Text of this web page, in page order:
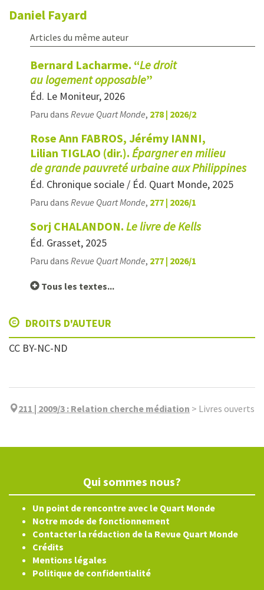
Daniel Fayard
Articles du même auteur
Bernard Lacharme. “Le droit
au logement opposable”
Éd. Le Moniteur, 2026
Paru dans Revue Quart Monde, 278 | 2026/2
Rose Ann FABROS, Jérémy IANNI,
Lilian TIGLAO (dir.). Épargner en milieu
de grande pauvreté urbaine aux Philippines
Éd. Chronique sociale / Éd. Quart Monde, 2025
Paru dans Revue Quart Monde, 277 | 2026/1
Sorj CHALANDON. Le livre de Kells
Éd. Grasset, 2025
Paru dans Revue Quart Monde, 277 | 2026/1
Tous les textes...
DROITS D'AUTEUR
CC BY-NC-ND
211 | 2009/3 : Relation cherche médiation > Livres ouverts
Qui sommes nous?
Un point de rencontre avec le Quart Monde
Notre mode de fonctionnement
Contacter la rédaction de la Revue Quart Monde
Crédits
Mentions légales
Politique de confidentialité